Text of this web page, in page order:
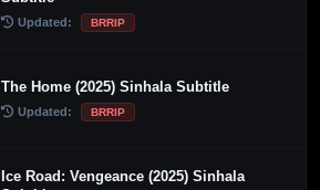
Updated: BRRIP
The Home (2025) Sinhala Subtitle
Updated: BRRIP
Ice Road: Vengeance (2025) Sinhala